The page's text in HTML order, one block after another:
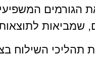
הגורמים
שמביאות
תהליכי השילוח